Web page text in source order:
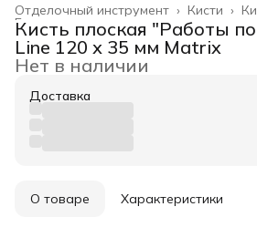
Кисти ›
Отделочный инструмент ›
Главная
Кисть плоская "Работы
Line 120 х 35 мм Matrix
Нет в наличии
Доставка
О товаре Характеристики